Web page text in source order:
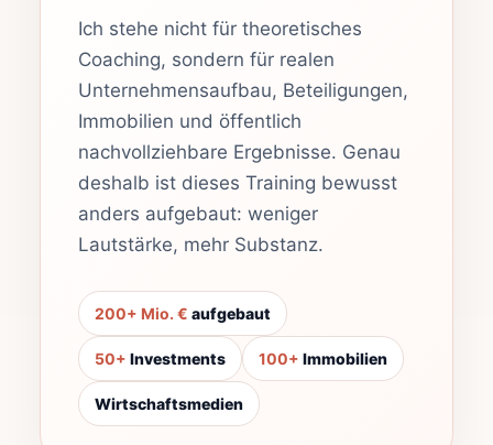
Ich stehe nicht für theoretisches
Coaching, sondern für realen
Unternehmensaufbau, Beteiligungen,
Immobilien und öffentlich
nachvollziehbare Ergebnisse. Genau
deshalb ist dieses Training bewusst
anders aufgebaut: weniger
Lautstärke, mehr Substanz.
200+ Mio. € aufgebaut
50+ Investments 100+ Immobilien
Wirtschaftsmedien